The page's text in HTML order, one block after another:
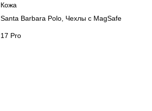
Кожа
Santa Barbara Polo, Чехлы с MagSafe
17 Pro